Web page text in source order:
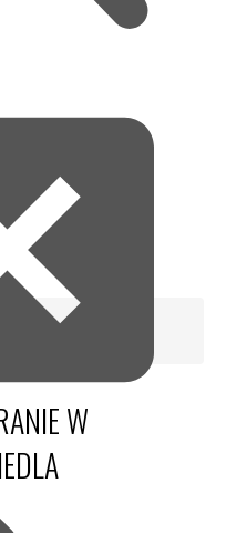
Osiedla Michałowice
W